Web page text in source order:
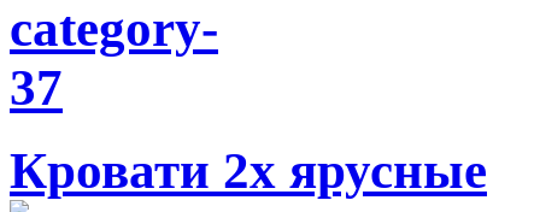
Кровати 2х ярусные